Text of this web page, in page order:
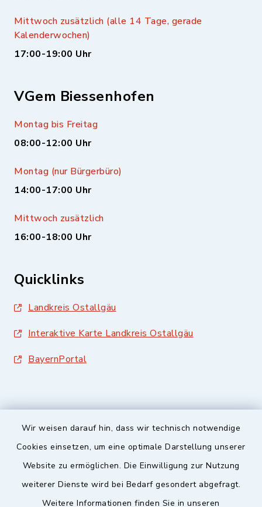
Wir weisen darauf hin, dass wir technisch notwendige
Cookies einsetzen, um eine optimale Darstellung unserer
Website zu ermöglichen. Die Einwilligung zur Nutzung
weiterer Dienste wird bei Bedarf gesondert abgefragt.
Weitere Informationen finden Sie in unseren
Mittwoch zusätzlich (alle 14 Tage, gerade
Kalenderwochen)
17:00-19:00 Uhr
VGem Biessenhofen
Montag bis Freitag
08:00-12:00 Uhr
Montag (nur Bürgerbüro)
14:00-17:00 Uhr
Mittwoch zusätzlich
16:00-18:00 Uhr
Quicklinks
Landkreis Ostallgäu
Interaktive Karte Landkreis Ostallgäu
BayernPortal
Sicherer Kontakt